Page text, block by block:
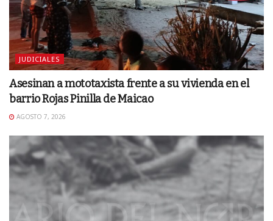
JUDICIALES
Asesinan a mototaxista frente a su vivienda en el
barrio Rojas Pinilla de Maicao
AGOSTO 7, 2026